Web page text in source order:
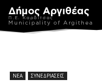
Δήμος Αργιθέας
Π.Ε. Καρδίτσας
Municipality of Argithea
ΝΕΑ ΣΥΝΕΔΡΙΑΣΕΙΣ